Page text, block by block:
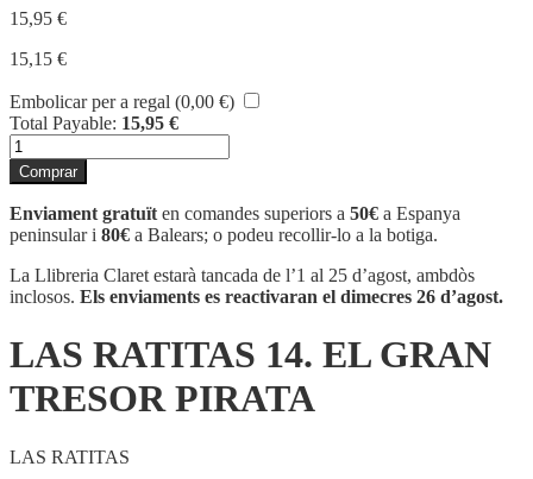
15,95 €
15,15 €
Embolicar per a regal (0,00 €)
Total Payable: 15,95 €
quantitat
de
LAS
RATITAS
14.
EL
GRAN
TRESOR
Comprar
Enviament gratuït en comandes superiors a 50€ a Espanya
peninsular i 80€ a Balears; o podeu recollir-lo a la botiga.
La Llibreria Claret estarà tancada de l’1 al 25 d’agost, ambdòs
inclosos. Els enviaments es reactivaran el dimecres 26 d’agost.
LAS RATITAS 14. EL GRAN
TRESOR PIRATA
LAS RATITAS